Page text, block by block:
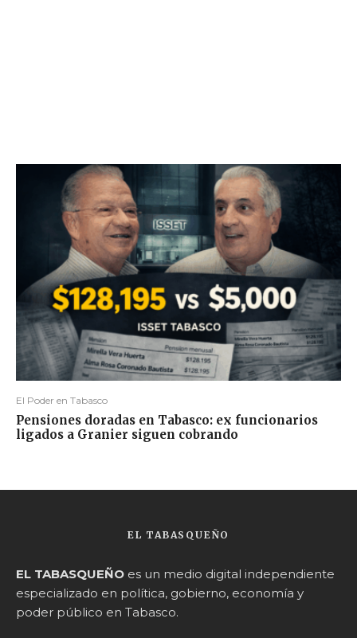
El Poder en Tabasco
Pensiones doradas en Tabasco: ex funcionarios
ligados a Granier siguen cobrando
EL TABASQUEÑO
EL TABASQUEÑO es un medio digital independiente
especializado en política, gobierno, economía y
poder público en Tabasco.